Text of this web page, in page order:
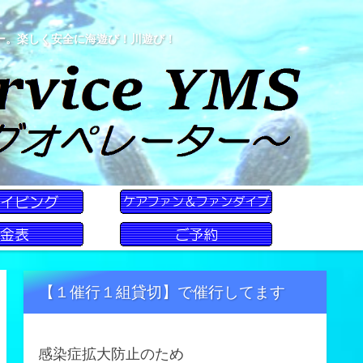
楽しく安全に海遊び！川遊び！
【１催行１組貸切】で催行してます
感染症拡大防止のため